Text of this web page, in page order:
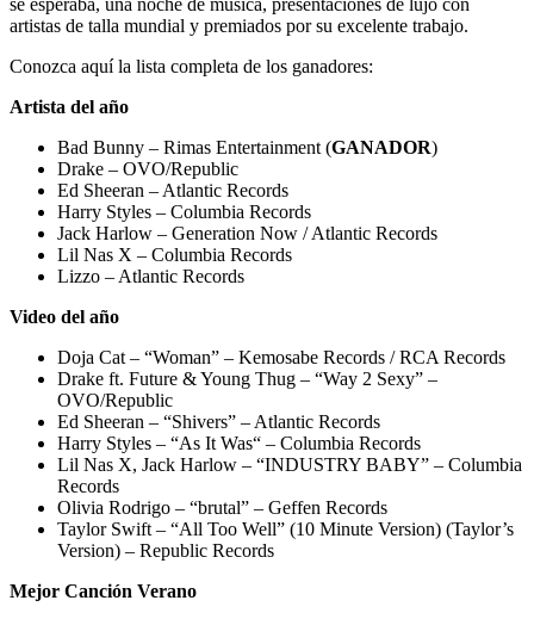
artistas de talla mundial y premiados por su excelente trabajo.
Conozca aquí la lista completa de los ganadores:
Artista del año
Bad Bunny – Rimas Entertainment (GANADOR)
Drake – OVO/Republic
Ed Sheeran – Atlantic Records
Harry Styles – Columbia Records
Jack Harlow – Generation Now / Atlantic Records
Lil Nas X – Columbia Records
Lizzo – Atlantic Records
Video del año
Doja Cat – “Woman” – Kemosabe Records / RCA Records
Drake ft. Future & Young Thug – “Way 2 Sexy” –
OVO/Republic
Ed Sheeran – “Shivers” – Atlantic Records
Harry Styles – “As It Was“ – Columbia Records
Lil Nas X, Jack Harlow – “INDUSTRY BABY” – Columbia
Records
Olivia Rodrigo – “brutal” – Geffen Records
Taylor Swift – “All Too Well” (10 Minute Version) (Taylor’s
Version) – Republic Records
Mejor Canción Verano